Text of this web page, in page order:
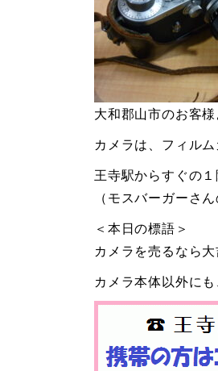
大和郡山市のお客
カメラは、フィル
王寺駅からすぐの
（モスバーガーさ
＜本日の標語＞
カメラを売るなら
カメラ本体以外に